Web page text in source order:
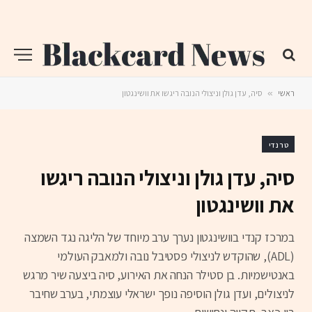
ראשי » סיה, עדן גולן וניצולי הנובה ריגשו את וושינגטון
טרנדי
סיה, עדן גולן וניצולי הנובה ריגשו
את וושינגטון
במרכז קנדי בוושינגטון נערך ערב מיוחד של הליגה נגד השמצה
(ADL), שהוקדש לניצולי פסטיבל נובה ולמאבק העולמי
באנטישמיות. בן סטילר הנחה את האירוע, סיה ביצעה שיר מרגש
לניצולים, ועדן גולן הוסיפה נופך ישראלי עוצמתי, בערב שחיבר